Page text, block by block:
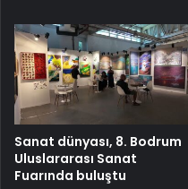
Sanat dünyası, 8. Bodrum
Uluslararası Sanat
Fuarında buluştu